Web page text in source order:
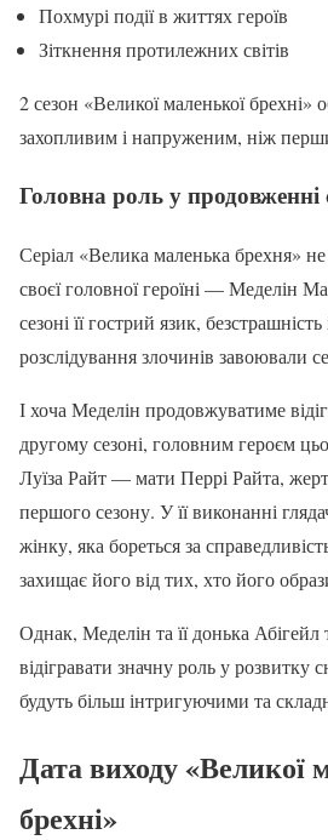
Похмурі події в життях героїв
Зіткнення протилежних світів
2 сезон «Великої маленької брехні»
захопливим і напруженим, ніж
Головна роль у продовженні
Серіал «Велика маленька брехня» не
своєї головної героїні — Меделін
сезоні її гострий язик,
розслідування злочинів завоювали
І хоча Меделін продовжуватиме
другому сезоні, головним героєм
Луїза Райт — мати Перрі Райта,
першого сезону. У її виконанні
жінку, яка бореться за
захищає його від тих, хто його
Однак, Меделін та її донька
відігравати значну роль у розвитку
будуть більш інтригуючими та
Дата виходу «Великої
брехні»